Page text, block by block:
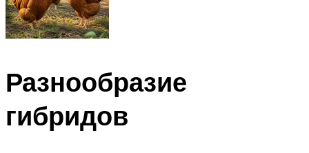
Разнообразие
гибридов